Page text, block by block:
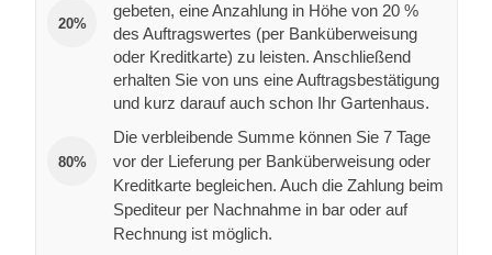
20%
gebeten, eine Anzahlung in Höhe von 20 %
des Auftragswertes (per Banküberweisung
oder Kreditkarte) zu leisten. Anschließend
erhalten Sie von uns eine Auftragsbestätigung
und kurz darauf auch schon Ihr Gartenhaus.
80%
Die verbleibende Summe können Sie 7 Tage
vor der Lieferung per Banküberweisung oder
Kreditkarte begleichen. Auch die Zahlung beim
Spediteur per Nachnahme in bar oder auf
Rechnung ist möglich.